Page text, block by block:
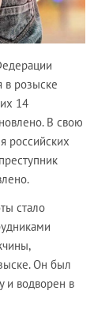
в розыске
14
В свою
российских
стало
Он был
и водворен в